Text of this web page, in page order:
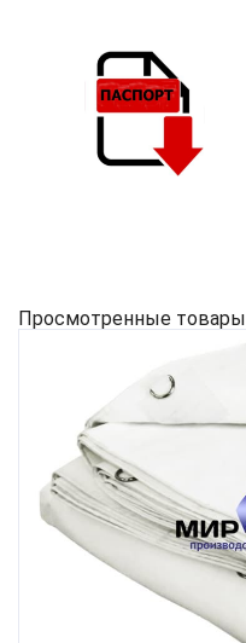
Просмотренные товары